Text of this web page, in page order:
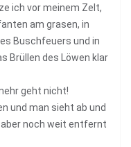
ich vor meinem Zelt,
am grasen, in
Buschfeuers und in
Brüllen des Löwen klar
geht nicht!
und man sieht ab und
noch weit entfernt